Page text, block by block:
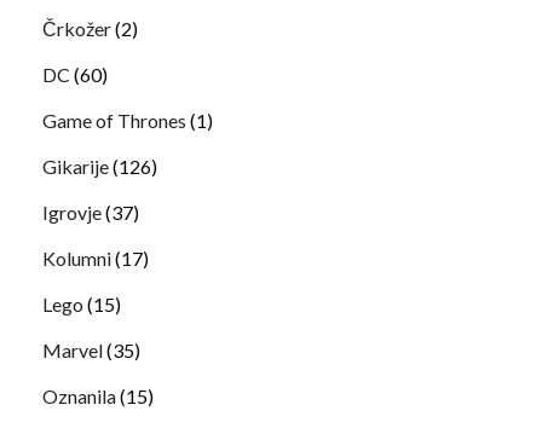
Črkožer(2)
DC (60)
Game of Thrones (1)
Gikarije(126)
Igrovje(37)
Kolumni(17)
Lego (15)
Marvel(35)
Oznanila(15)